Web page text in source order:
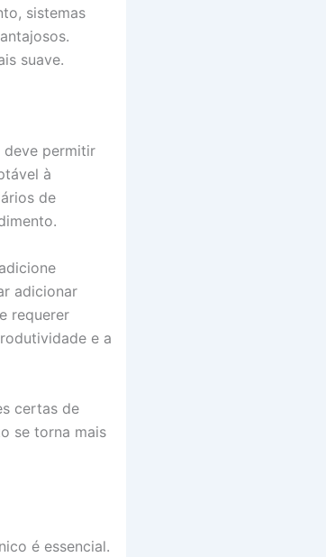
sistemas
suave.
deve permitir
à
de
adicionar
requerer
e a
certas de
se torna mais
é essencial.